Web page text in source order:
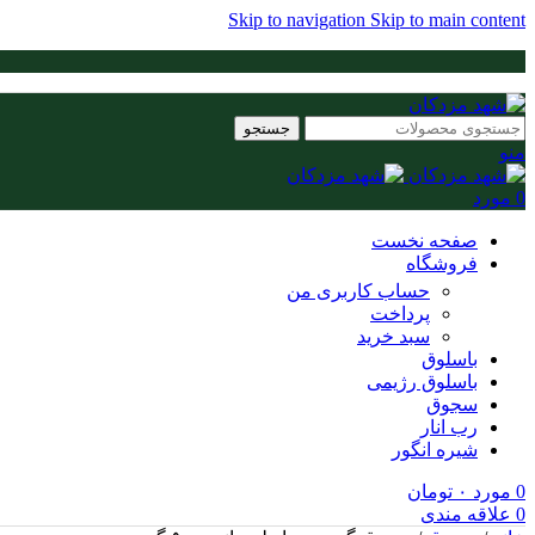
Skip to navigation Skip to main content
جستجو
منو
0 مورد
صفحه نخست
فروشگاه
حساب کاربری من
پرداخت
سبد خرید
باسلوق
باسلوق رژیمی
سجوق
رب انار
شیره انگور
0 مورد ۰ تومان
0 علاقه مندی